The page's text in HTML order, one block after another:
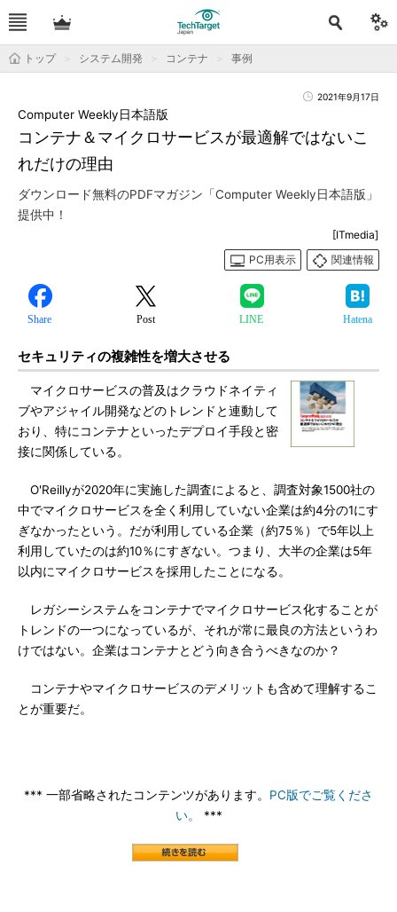
トップ システム開発 コンテナ 事例
2021年9月17日
コンテナ＆マイクロサービスが最適解ではないこ
れだけの理由
Computer Weekly日本語版
ダウンロード無料のPDFマガジン「Computer Weekly日本語版」
提供中！
[ITmedia]
PC用表示
関連情報
Share Post LINE Hatena
セキュリティの複雑性を増大させる
マイクロサービスの普及はクラウドネイティ
ブやアジャイル開発などのトレンドと連動して
おり、特にコンテナといったデプロイ手段と密
接に関係している。
O'Reillyが2020年に実施した調査によると、調査対象1500社の
中でマイクロサービスを全く利用していない企業は約4分の1にす
ぎなかったという。だが利用している企業（約75％）で5年以上
利用していたのは約10％にすぎない。つまり、大半の企業は5年
以内にマイクロサービスを採用したことになる。
レガシーシステムをコンテナでマイクロサービス化することが
トレンドの一つになっているが、それが常に最良の方法というわ
けではない。企業はコンテナとどう向き合うべきなのか？
コンテナやマイクロサービスのデメリットも含めて理解するこ
とが重要だ。
*** 一部省略されたコンテンツがあります。 PC版でご覧くださ
い。
***